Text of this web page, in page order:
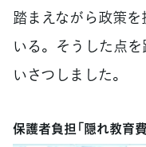
踏まえながら政策
いる。そうした点を
いさつしました。
保護者負担「隠れ教育